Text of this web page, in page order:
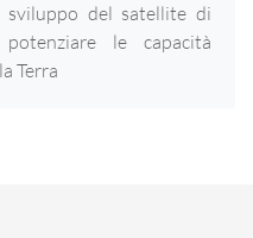
sviluppo del satellite di
le capacità
Terra